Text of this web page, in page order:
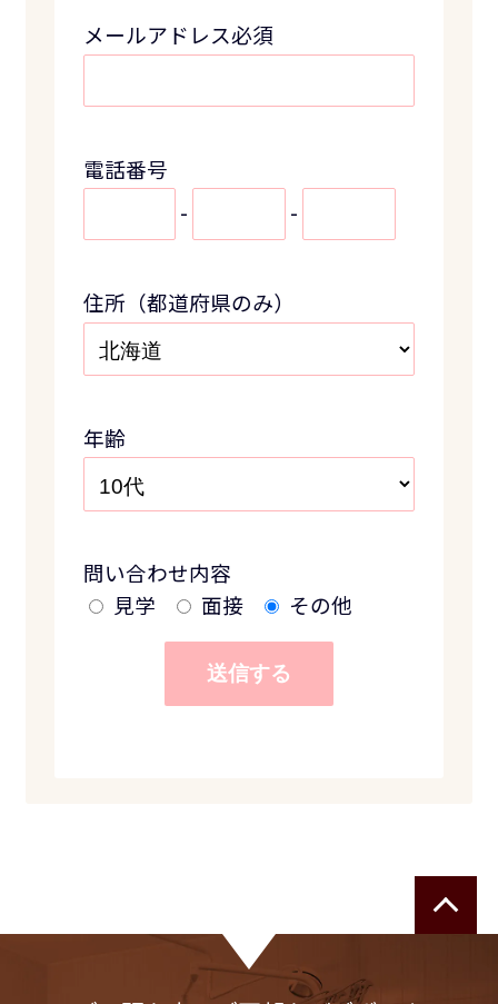
メールアドレス必須
電話番号
-
-
住所（都道府県のみ）
年齢
問い合わせ内容
見学
面接 その他